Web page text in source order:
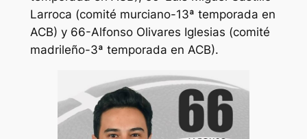
Larroca (comité murciano-13ª temporada en
ACB) y 66-Alfonso Olivares Iglesias (comité
madrileño-3ª temporada en ACB).